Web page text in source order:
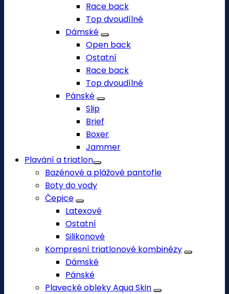
Race back
Top dvoudílné
Dámské
Open back
Ostatní
Race back
Top dvoudílné
Pánské
Slip
Brief
Boxer
Jammer
Plavání a triatlon
Bazénové a plážové pantofle
Boty do vody
Čepice
Latexové
Ostatní
Silikonové
Kompresní triatlonové kombinézy
Dámské
Pánské
Plavecké obleky Aqua Skin